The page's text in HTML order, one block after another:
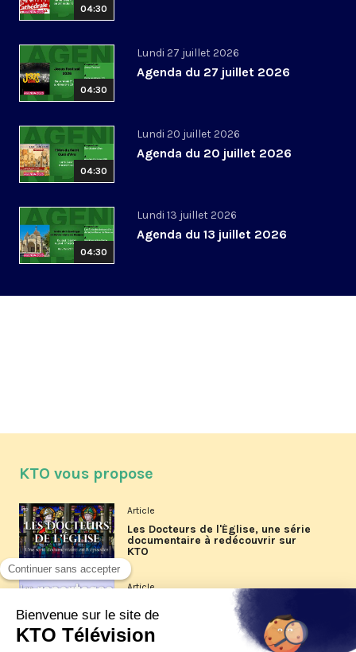
04:30
04:30
Lundi 27 juillet 2026
Agenda du 27 juillet 2026
04:30
Lundi 20 juillet 2026
Agenda du 20 juillet 2026
04:30
Lundi 13 juillet 2026
Agenda du 13 juillet 2026
KTO vous propose
Article
Les Docteurs de l'Église, une série
documentaire à redécouvrir sur
KTO
Article
Les reportages d'été 2026 de KTO